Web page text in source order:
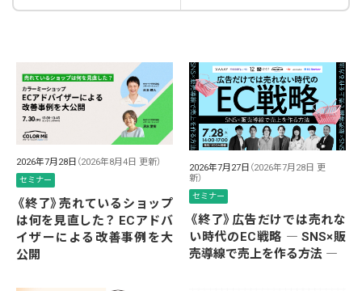
2026年7月28日 （2026年8月4日 更新）
セミナー
《終了》売れているショップ
は何を見直した？ ECアドバ
イザーによる改善事例を大
公開
2026年7月27日 （2026年7月28日 更
新）
セミナー
《終了》広告だけでは売れな
い時代のEC戦略 ― SNS×販
売導線で売上を作る方法 ―